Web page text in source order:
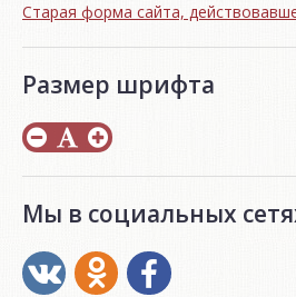
Старая форма сайта,
Размер шрифта
Мы в социальных